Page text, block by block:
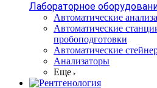
Лабораторное
Автоматические
Автоматические
пробоподготовки
Автоматические
Анализаторы
Еще